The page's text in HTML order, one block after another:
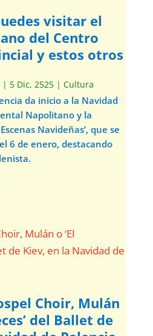
visitar el
del Centro
y estos otros
| 5 Dic, 2525| Cultura
da inicio a la Navidad
Napolitano y la
Navideñas’, que se
6 de enero, destacando
Choir, Mulán
del Ballet de